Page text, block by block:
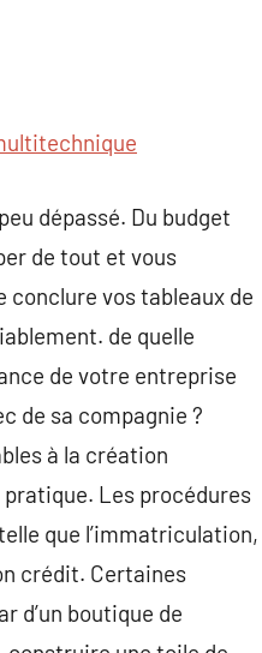
dépassé. Du budget
de tout et vous
conclure vos tableaux de
de quelle
de votre entreprise
de sa compagnie ?
à la création
pratique. Les procédures
que l’immatriculation,
crédit. Certaines
d’un boutique de